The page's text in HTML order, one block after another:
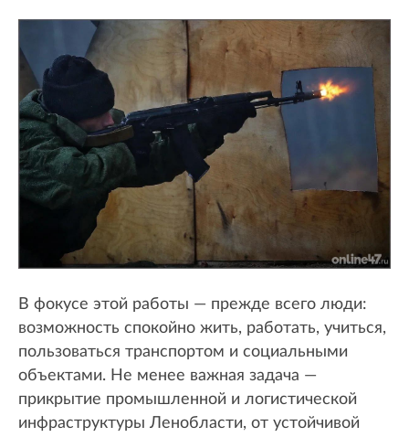
В фокусе этой работы — прежде всего люди:
возможность спокойно жить, работать, учиться,
пользоваться транспортом и социальными
объектами. Не менее важная задача —
прикрытие промышленной и логистической
инфраструктуры Ленобласти, от устойчивой